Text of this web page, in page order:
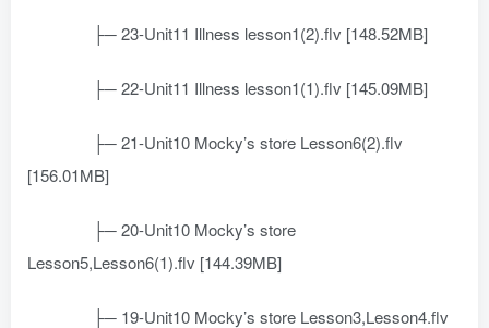
├─ 23-Unit11 Illness lesson1(2).flv [148.52MB]
├─ 22-Unit11 Illness lesson1(1).flv [145.09MB]
├─ 21-Unit10 Mocky’s store Lesson6(2).flv
[156.01MB]
├─ 20-Unit10 Mocky’s store
Lesson5,Lesson6(1).flv [144.39MB]
├─ 19-Unit10 Mocky’s store Lesson3,Lesson4.flv